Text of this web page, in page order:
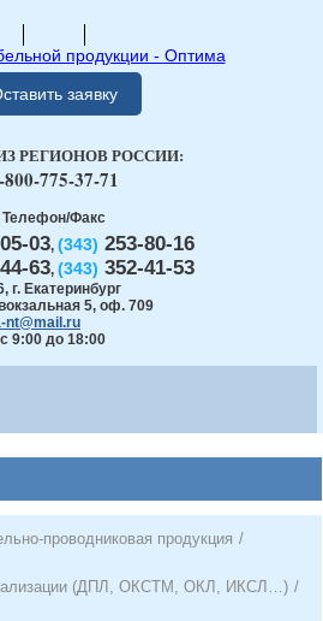
заявку
Телефон/Факс
03, (343) 253-80-16
63, (343) 352-41-53
, г. Екатеринбург
5, оф. 709
nt@mail.ru
9:00 до 18:00
РЕГИОНОВ РОССИИ:
800-775-37-71
проводниковая продукция /
(ДПЛ, ОКСТМ, ОКЛ, ИКСЛ…) /